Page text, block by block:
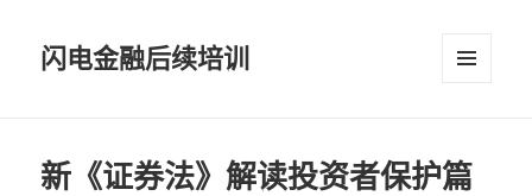
闪电金融后续培训
新《证券法》解读投资者保护篇